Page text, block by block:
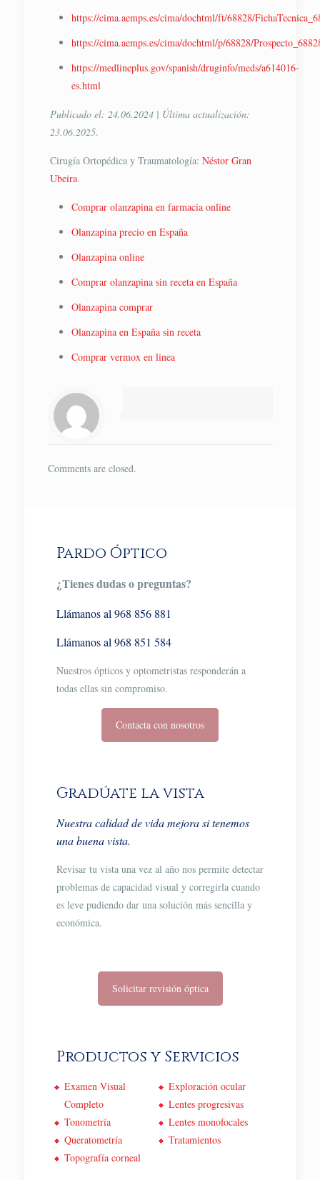
https://cima.aemps.es/cima/dochtml/ft/68828/
https://cima.aemps.es/cima/dochtml/p/68828/
https://medlineplus.gov/spanish/druginfo/meds/a614016-
es.html
Publicado el: 24.06.2024 | Última actualización:
23.06.2025.
Cirugía Ortopédica y Traumatología: Néstor Gran
Ubeira.
Comprar olanzapina en farmacia online
Olanzapina precio en España
Olanzapina online
Comprar olanzapina sin receta en España
Olanzapina comprar
Olanzapina en España sin receta
Comprar vermox en linea
Comments are closed.
Pardo Óptico
¿Tienes dudas o preguntas?
Llámanos al 968 856 881
Llámanos al 968 851 584
Nuestros ópticos y optometristas responderán a
todas ellas sin compromiso.
Contacta con nosotros
Gradúate la vista
Nuestra calidad de vida mejora si tenemos
una buena vista.
Revisar tu vista una vez al año nos permite detectar
problemas de capacidad visual y corregirla cuando
es leve pudiendo dar una solución más sencilla y
económica.
Solicitar revisión óptica
Productos y Servicios
Examen Visual
Completo
Tonometría
Queratometría
Topografía corneal
Exploración ocular
Lentes progresivas
Lentes monofocales
Tratamientos